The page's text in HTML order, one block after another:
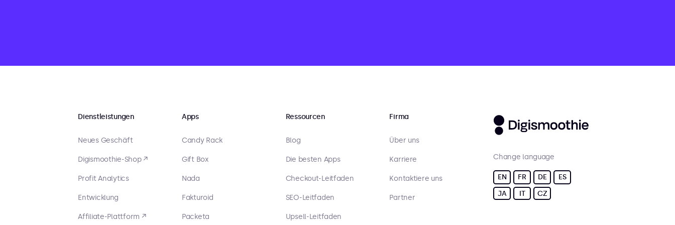
Dienstleistungen
Neues Geschäft
Digismoothie-Shop ↗
Profit Analytics
Entwicklung
Affiliate-Plattform ↗
Apps
Candy Rack
Gift Box
Nada
Fakturoid
Packeta
Ressourcen
Blog
Die besten Apps
Checkout-Leitfaden
SEO-Leitfaden
Upsell-Leitfaden
Firma
Über uns
Karriere
Kontaktiere uns
Partner
Change language
EN FR DE
ES
JA
IT CZ